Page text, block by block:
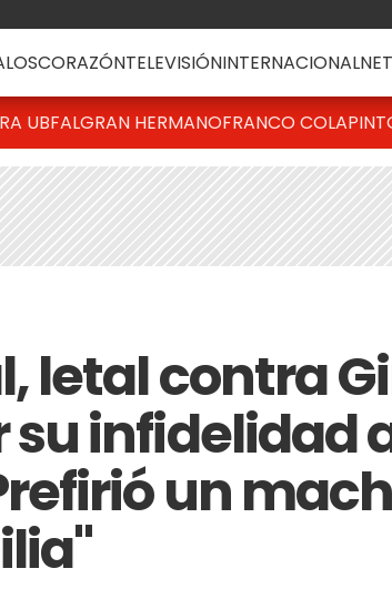
CORAZÓNTELEVISIÓNINTERNACIONAL
UBFALGRAN HERMANOFRANCO
letal contra
infidelidad
un